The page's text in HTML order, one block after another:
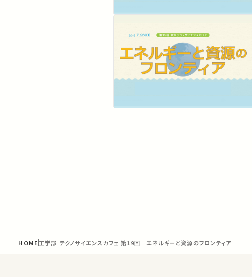
HOME 工学部 テクノサイエンスカフェ 第19回 エネルギーと資源のフロンティア